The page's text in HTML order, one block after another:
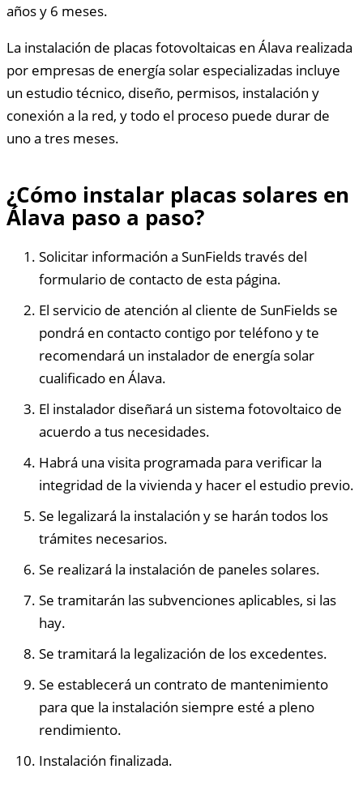
años y 6 meses.
La instalación de placas fotovoltaicas en Álava realizada
por empresas de energía solar especializadas incluye
un estudio técnico, diseño, permisos, instalación y
conexión a la red, y todo el proceso puede durar de
uno a tres meses.
¿Cómo instalar placas solares en
Álava paso a paso?
Solicitar información a SunFields través del
formulario de contacto de esta página.
El servicio de atención al cliente de SunFields se
pondrá en contacto contigo por teléfono y te
recomendará un instalador de energía solar
cualificado en Álava.
El instalador diseñará un sistema fotovoltaico de
acuerdo a tus necesidades.
Habrá una visita programada para verificar la
integridad de la vivienda y hacer el estudio previo.
Se legalizará la instalación y se harán todos los
trámites necesarios.
Se realizará la instalación de paneles solares.
Se tramitarán las subvenciones aplicables, si las
hay.
Se tramitará la legalización de los excedentes.
Se establecerá un contrato de mantenimiento
para que la instalación siempre esté a pleno
rendimiento.
Instalación finalizada.